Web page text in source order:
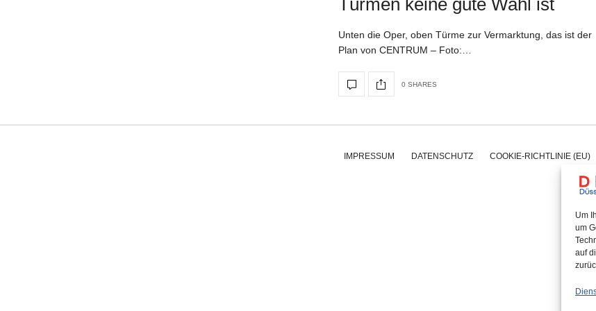
Um
um
auf
Türmen keine gute Wahl ist
Unten die Oper, oben Türme zur Vermarktung, das ist der
Plan von CENTRUM – Foto:…
0 SHARES
IMPRESSUM DATENSCHUTZ COOKIE-RICHTLINIE (EU)